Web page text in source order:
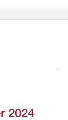
2024